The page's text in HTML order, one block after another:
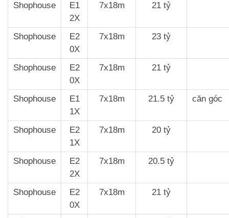
Shophouse
E1
2X
7x18m 21 tỷ
Shophouse
E2
0X
7x18m 23 tỷ
Shophouse
E2
0X
7x18m 21 tỷ
Shophouse
E1
1X
7x18m 21.5 tỷ căn góc
Shophouse
E2
1X
7x18m 20 tỷ
Shophouse
E2
2X
7x18m 20.5 tỷ
Shophouse
E2
0X
7x18m 21 tỷ